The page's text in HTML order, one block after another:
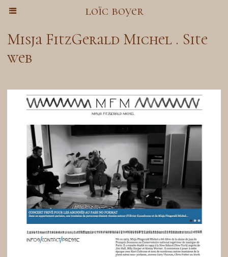
loïc boyer
Misja FitzGerald Michel . Site
web